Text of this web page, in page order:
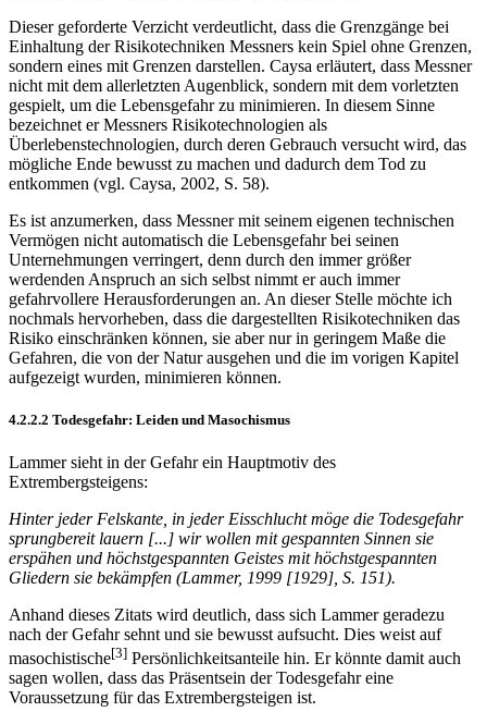
Dieser geforderte Verzicht verdeutlicht, dass die Grenzgänge bei
Einhaltung der Risikotechniken Messners kein Spiel ohne Grenzen,
sondern eines mit Grenzen darstellen. Caysa erläutert, dass Messner
nicht mit dem allerletzten Augenblick, sondern mit dem vorletzten
gespielt, um die Lebensgefahr zu minimieren. In diesem Sinne
bezeichnet er Messners Risikotechnologien als
Überlebenstechnologien, durch deren Gebrauch versucht wird, das
mögliche Ende bewusst zu machen und dadurch dem Tod zu
entkommen (vgl. Caysa, 2002, S. 58).
Es ist anzumerken, dass Messner mit seinem eigenen technischen
Vermögen nicht automatisch die Lebensgefahr bei seinen
Unternehmungen verringert, denn durch den immer größer
werdenden Anspruch an sich selbst nimmt er auch immer
gefahrvollere Herausforderungen an. An dieser Stelle möchte ich
nochmals hervorheben, dass die dargestellten Risikotechniken das
Risiko einschränken können, sie aber nur in geringem Maße die
Gefahren, die von der Natur ausgehen und die im vorigen Kapitel
aufgezeigt wurden, minimieren können.
4.2.2.2 Todesgefahr: Leiden und Masochismus
Lammer sieht in der Gefahr ein Hauptmotiv des
Extrembergsteigens:
Hinter jeder Felskante, in jeder Eisschlucht möge die Todesgefahr
sprungbereit lauern [...] wir wollen mit gespannten Sinnen sie
erspähen und höchstgespannten Geistes mit höchstgespannten
Gliedern sie bekämpfen (Lammer, 1999 [1929], S. 151).
Anhand dieses Zitats wird deutlich, dass sich Lammer geradezu
nach der Gefahr sehnt und sie bewusst aufsucht. Dies weist auf
masochistische[3] Persönlichkeitsanteile hin. Er könnte damit auch
sagen wollen, dass das Präsentsein der Todesgefahr eine
Voraussetzung für das Extrembergsteigen ist.